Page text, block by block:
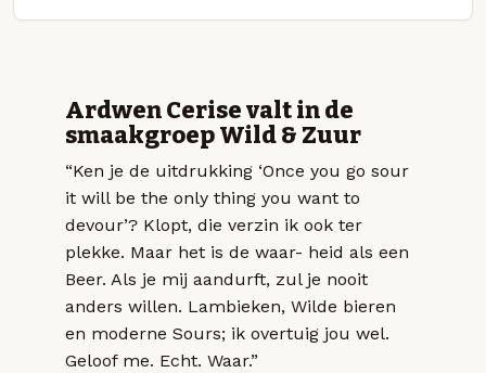
Ardwen Cerise valt in de
smaakgroep Wild & Zuur
“Ken je de uitdrukking ‘Once you go sour
it will be the only thing you want to
devour’? Klopt, die verzin ik ook ter
plekke. Maar het is de waar- heid als een
Beer. Als je mij aandurft, zul je nooit
anders willen. Lambieken, Wilde bieren
en moderne Sours; ik overtuig jou wel.
Geloof me. Echt. Waar.”